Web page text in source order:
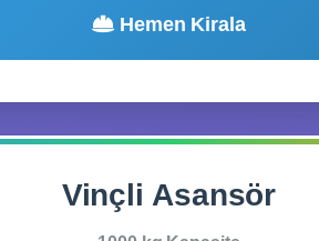
Hemen Kirala
Vinçli Asansör